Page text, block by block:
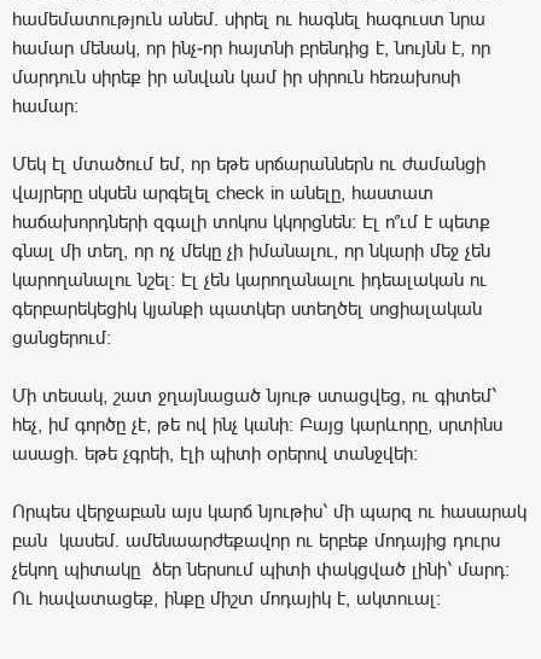
համեմատություն անեմ. սիրել ու հագնել հագուստ նրա
համար մենակ, որ ինչ-որ հայտնի բրենդից է, նույնն է, որ
մարդուն սիրեք իր անվան կամ իր սիրուն հեռախոսի
համար:
Մեկ էլ մտածում եմ, որ եթե սրճարաններն ու ժամանցի
վայրերը սկսեն արգելել check in անելը, հաստատ
հաճախորդների զգալի տոկոս կկորցնեն: Էլ ո՞ւմ է պետք
գնալ մի տեղ, որ ոչ մեկը չի իմանալու, որ նկարի մեջ չեն
կարողանալու նշել: Էլ չեն կարողանալու իդեալական ու
գերբարեկեցիկ կյանքի պատկեր ստեղծել սոցիալական
ցանցերում:
Մի տեսակ, շատ ջղայնացած նյութ ստացվեց, ու գիտեմ՝
հեչ, իմ գործը չէ, թե ով ինչ կանի: Բայց կարևորը, սրտինս
ասացի. եթե չգրեի, էլի պիտի օրերով տանջվեի:
Որպես վերջաբան այս կարճ նյութիս՝ մի պարզ ու հասարակ
բան կասեմ. ամենաարժեքավոր ու երբեք մոդայից դուրս
չեկող պիտակը ձեր ներսում պիտի փակցված լինի՝ մարդ:
Ու հավատացեք, ինքը միշտ մոդայիկ է, ակտուալ: